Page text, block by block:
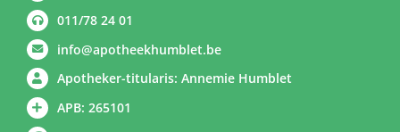
011/78 24 01
info@apotheekhumblet.be
Apotheker-titularis: Annemie Humblet
APB: 265101